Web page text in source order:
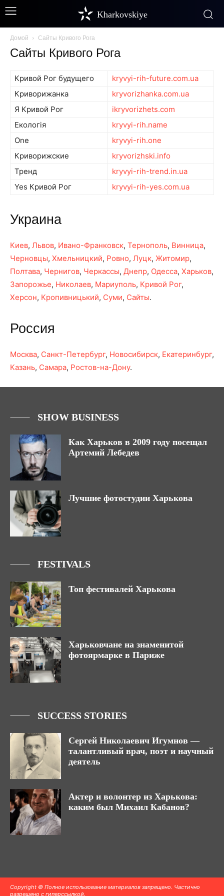
Kharkovskiye
Домой Сайты Кривого Рога
Сайты Кривого Рога
Кривой Рог будущего
kryvyi-rih-future.com.ua
Криворижанка
kryvorizhanka.com.ua
Я Кривой Рог
ikryvorizhets.com
Екологія
kryvyi-rih.name
One
kryvyi-rih.one
Криворижские
kryvorizhski.info
Тренд
kryvyi-rih-trend.in.ua
Yes Кривой Рог
kryvyi-rih-yes.com.ua
Украина
Киев, Львов, Ивано-Франковск, Тернополь, Винница,
Черновцы, Хмельницкий, Ровно, Луцк, Житомир,
Полтава, Чернигов, Черкассы, Днепр, Одесса, Харьков,
Запорожье, Николаев, Мариуполь, Кривой Рог,
Херсон, Кропивницький, Суми, Сайты.
Россия
Москва, Санкт-Петербург, Новосибирск, Екатеринбург,
Казань, Самара, Ростов-на-Дону.
SHOW BUSINESS
Как Харьков в 2009 году посещал
Артемий Лебедев
Лучшие фотостудии Харькова
FESTIVALS
Топ фестивалей Харькова
Харьковчане на знаменитой
фотоярмарке в Париже
SUCCESS STORIES
Сергей Николаевич Игумнов —
талантливый врач, поэт и научный
деятель
Актер и волонтер из Харькова:
каким был Михаил Кабанов?
Copyright © Полное использование материалов запрещено. Частично
разрешено с гиперссылкой.